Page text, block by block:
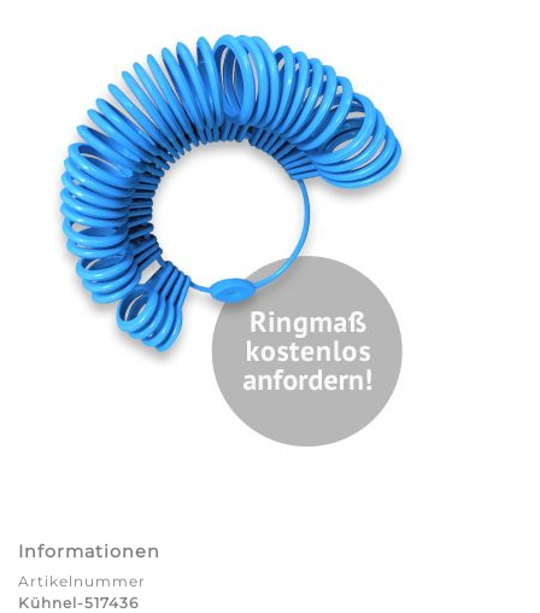
Informationen
Artikelnummer
Kühnel-517436